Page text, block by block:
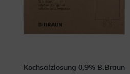
Kochsalzlösung 0,9% B.Braun